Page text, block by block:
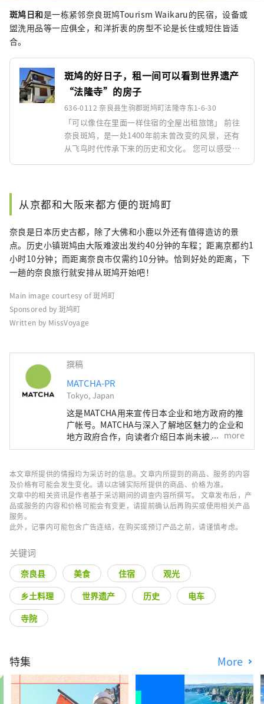
斑鸠日和是一栋紧邻奈良斑鸠Tourism Waikaru的民宿，设备或
盥洗用品等一应俱全，和洋折衷的房型不论是长住或短住皆适
合。
斑鸠的好日子，租一间可以看到世界遗产
“法隆寺”的房子
636-0112 奈良县生驹郡斑鸠町法隆寺东1-6-30
「可以像住在里面一样住宿的全屋出租旅馆」 前往
奈良斑鸠，是一处1400年前未曾改变的风景，还有
从飞鸟时代传承下来的历史和文化。 您可以感受到
从京都和大阪来都方便的斑鸠町
奈良是日本历史古都，除了大佛和小鹿以外还有值得造访的景
点。历史小镇斑鸠由大阪难波出发约40分钟的车程；距离京都约1
小时10分钟；而距离奈良市仅需约10分钟。恰到好处的距离，下
一趟的奈良旅行就安排从斑鸠开始吧！
Main image courtesy of 斑鸠町
Sponsored by 斑鸠町
Written by MissVoyage
撰稿
MATCHA-PR
Tokyo, Japan
这是MATCHA用来宣传日本企业和地方政府的推
广帐号。MATCHA与深入了解地区魅力的企业和
地方政府合作，向读者介绍日本尚未被发现的魅
力！同时我们也根据该地区的政府和企业等提供
more
本文章所提供的情报均为采访时的信息。文章内所提到的商品、服务的内容
及价格有可能会发生变化。请以店铺实际所提供的商品、价格为准。
文章中的相关资讯是作者基于采访期间的调查内容所撰写。 文章发布后，产
品或服务的内容和价格可能会有变更，请提前确认后再购买或使用相关产品
服务。
此外，记事内可能包含广告连结，在购买或预订产品之前，请谨慎考虑。
关键词
奈良县 美食 住宿
观光
乡土料理
世界遗产 历史
电车
寺院
特集 More